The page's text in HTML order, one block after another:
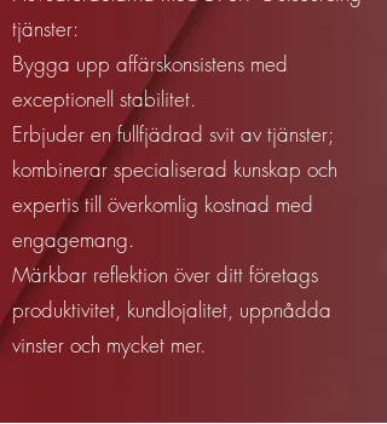
tjänster:
Bygga upp affärskonsistens med
exceptionell stabilitet.
Erbjuder en fullfjädrad svit av tjänster;
kombinerar specialiserad kunskap och
expertis till överkomlig kostnad med
engagemang.
Märkbar reflektion över ditt företags
produktivitet, kundlojalitet, uppnådda
vinster och mycket mer.